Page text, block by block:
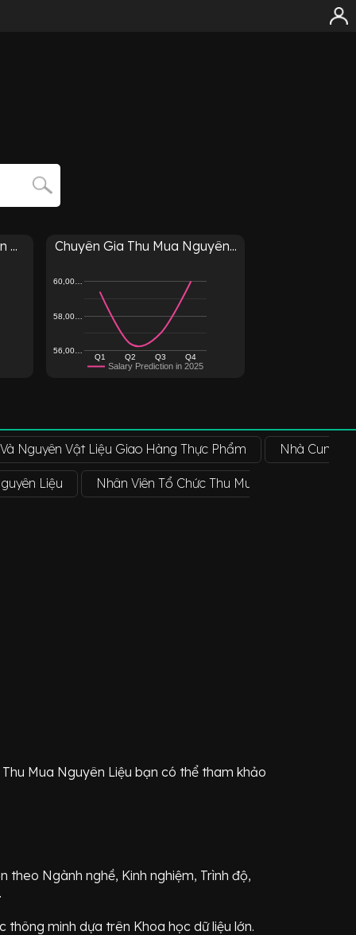
... Chuyên Gia Thu Mua Nguyên...
Salary Prediction in 2025
Q1 Q2 Q3 Q4
56,00…
58,00…
60,00…
Nguyên Vật Liệu Giao Hàng Thực Phẩm Nhà Cung
Liệu Nhân Viên Tổ Chức Thu Mua Nguyên Liệu
Thu Mua Nguyên Liệu bạn có thể tham khảo
theo Ngành nghề, Kinh nghiệm, Trình độ,
thông minh dựa trên Khoa học dữ liệu lớn.